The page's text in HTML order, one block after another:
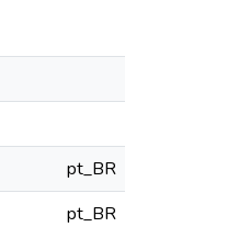
pt_BR
pt_BR